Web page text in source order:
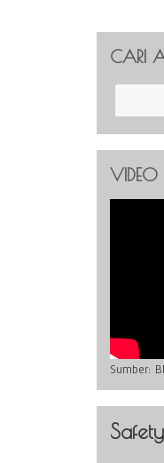
CARI
VIDEO
Sumber: